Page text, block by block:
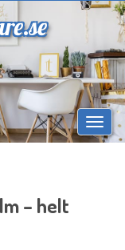
– helt